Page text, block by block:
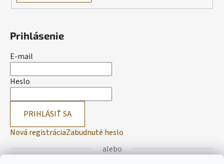
Prihlásenie
E-mail
Heslo
PRIHLÁSIŤ SA
Nová registráciaZabudnuté heslo
alebo